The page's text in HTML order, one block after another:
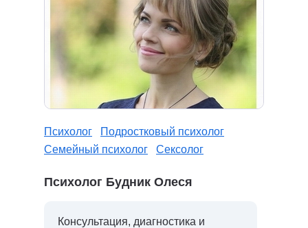
Психолог
Подростковый психолог
Семейный психолог
Сексолог
Психолог Будник Олеся
Консультация, диагностика и